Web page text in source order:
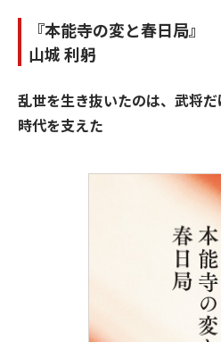
『本能寺の変と春日局』
山城 利躬
乱世を生き抜いたのは、武将だ
時代を支えた